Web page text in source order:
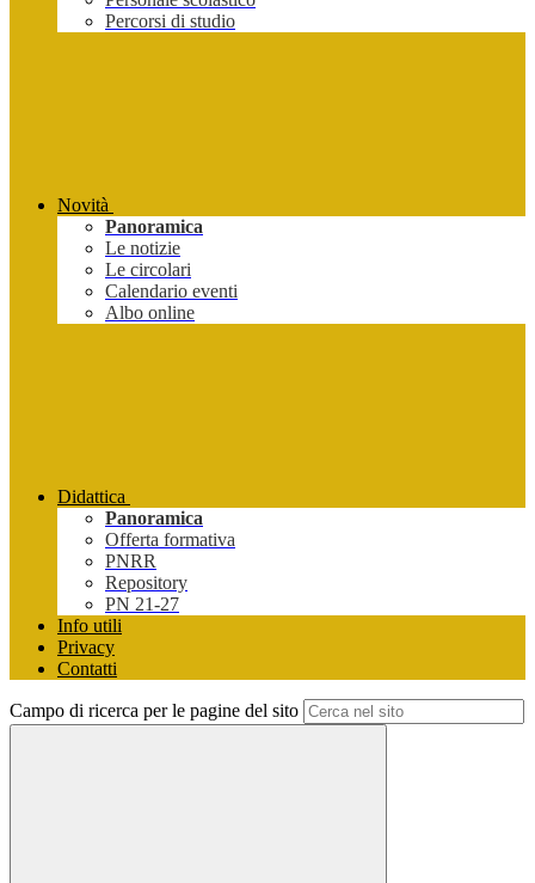
Percorsi di studio
Novità
Panoramica
Le notizie
Le circolari
Calendario eventi
Albo online
Didattica
Panoramica
Offerta formativa
PNRR
Repository
PN 21-27
Info utili
Privacy
Contatti
Campo di ricerca per le pagine del sito